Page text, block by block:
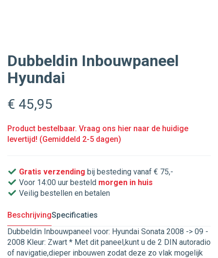
Dubbeldin Inbouwpaneel
Hyundai
€ 45,95
Product bestelbaar. Vraag ons hier naar de huidige
levertijd! (Gemiddeld 2-5 dagen)
Gratis verzending bij besteding vanaf € 75,-
Voor 14:00 uur besteld morgen in huis
Veilig bestellen en betalen
BeschrijvingSpecificaties
Dubbeldin Inbouwpaneel voor: Hyundai Sonata 2008 -> 09 -
2008 Kleur: Zwart * Met dit paneel,kunt u de 2 DIN autoradio
of navigatie,dieper inbouwen zodat deze zo vlak mogelijk